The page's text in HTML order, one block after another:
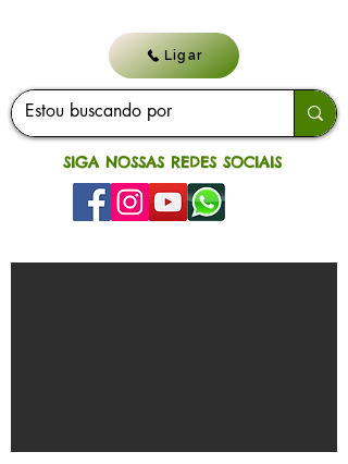
Ligar
SIGA NOSSAS REDES SOCIAIS